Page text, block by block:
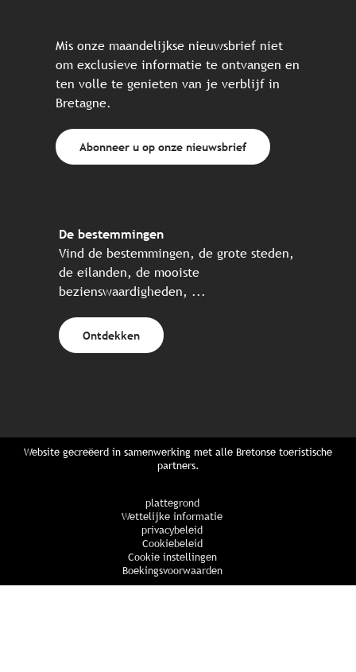
Mis onze maandelijkse nieuwsbrief niet
om exclusieve informatie te ontvangen en
ten volle te genieten van je verblijf in
Bretagne.
Abonneer u op onze nieuwsbrief
De bestemmingen
Vind de bestemmingen, de grote steden,
de eilanden, de mooiste
bezienswaardigheden, ...
Ontdekken
Website gecreëerd in samenwerking met alle Bretonse toeristische
partners.
plattegrond
Wettelijke informatie
privacybeleid
Cookiebeleid
Cookie instellingen
Boekingsvoorwaarden